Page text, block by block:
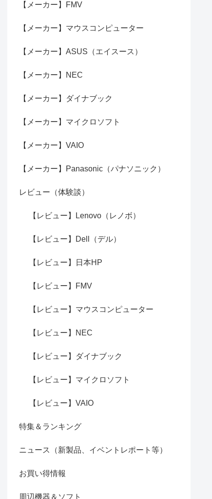
【メーカー】FMV
【メーカー】マウスコンピューター
【メーカー】ASUS（エイスース）
【メーカー】NEC
【メーカー】ダイナブック
【メーカー】マイクロソフト
【メーカー】VAIO
【メーカー】Panasonic（パナソニック）
レビュー（体験談）
【レビュー】Lenovo（レノボ）
【レビュー】Dell（デル）
【レビュー】日本HP
【レビュー】FMV
【レビュー】マウスコンピューター
【レビュー】NEC
【レビュー】ダイナブック
【レビュー】マイクロソフト
【レビュー】VAIO
特集＆ランキング
ニュース（新製品、イベントレポート等）
お買い得情報
周辺機器＆ソフト